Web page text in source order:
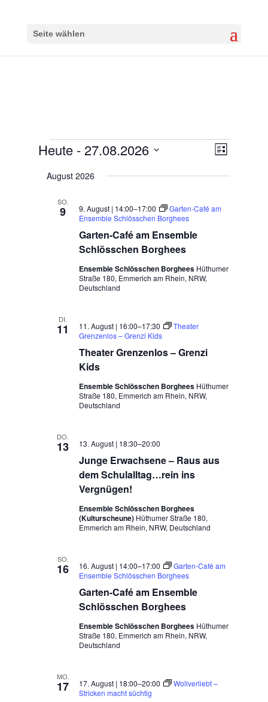
Seite wählen
Veranstaltungen
Ansichten-
Navigation
Ansichten-
Liste
Heute - 27.08.2026
wählen.
August 2026
SO.
9
Garten-Café am Ensemble
Schlösschen Borghees
9. August | 14:00–17:00
Garten-Café am
Ensemble Schlösschen Borghees
Ensemble Schlösschen Borghees Hüthumer
Straße 180, Emmerich am Rhein, NRW,
Deutschland
DI.
11
Theater Grenzenlos – Grenzi
Kids
11. August | 16:00–17:30
Theater
Grenzenlos – Grenzi Kids
Ensemble Schlösschen Borghees Hüthumer
Straße 180, Emmerich am Rhein, NRW,
Deutschland
DO.
13
Junge Erwachsene – Raus aus
dem Schulalltag…rein ins
Vergnügen!
13. August | 18:30–20:00
Ensemble Schlösschen Borghees
(Kulturscheune) Hüthumer Straße 180,
Emmerich am Rhein, NRW, Deutschland
SO.
16
Garten-Café am Ensemble
Schlösschen Borghees
16. August | 14:00–17:00
Garten-Café am
Ensemble Schlösschen Borghees
Ensemble Schlösschen Borghees Hüthumer
Straße 180, Emmerich am Rhein, NRW,
Deutschland
MO.
17 17. August | 18:00–20:00
Wollverliebt –
Stricken macht süchtig